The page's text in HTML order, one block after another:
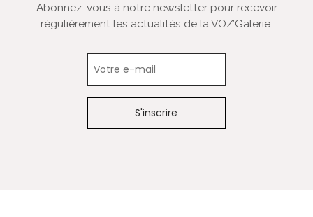
Abonnez-vous à notre newsletter pour recevoir
régulièrement les actualités de la VOZ’Galerie.